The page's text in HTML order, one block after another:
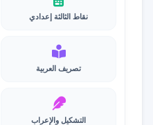
نقاط الثالثة إعدادي
تصريف العربية
التشكيل والإعراب